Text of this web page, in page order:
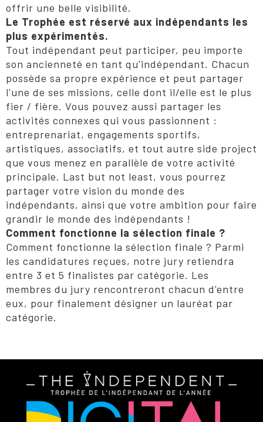
offrir une belle visibilité.
Le Trophée est réservé aux indépendants les
plus expérimentés.
Tout indépendant peut participer, peu importe
son ancienneté en tant qu'indépendant. Chacun
possède sa propre expérience et peut partager
l'une de ses missions, celle dont il/elle est le plus
fier / fière. Vous pouvez aussi partager les
activités connexes qui vous passionnent :
entreprenariat, engagements sportifs,
artistiques, associatifs, et tout autre side project
que vous menez en parallèle de votre activité
principale. Last but not least, vous pourrez
partager votre vision du monde des
indépendants, ainsi que votre ambition pour faire
grandir le monde des indépendants !
Comment fonctionne la sélection finale ?
Comment fonctionne la sélection finale ? Parmi
les candidatures reçues, notre jury retiendra
entre 3 et 5 finalistes par catégorie. Les
membres du jury rencontreront chacun d'entre
eux, pour finalement désigner un lauréat par
catégorie.